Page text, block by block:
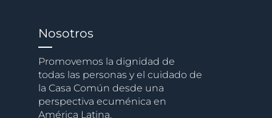
Nosotros
Promovemos la dignidad de
todas las personas y el cuidado de
la Casa Común desde una
perspectiva ecuménica en
América Latina.